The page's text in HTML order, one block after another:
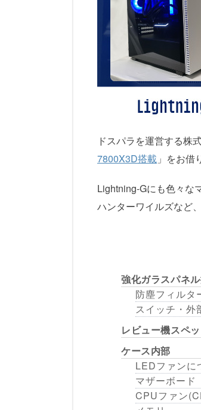
ドスパラを運営する株
7800X3D搭載 」をお借
Lightning-Gにも色々な
ハンターワイルズなど
強化ガラスパネ
防塵フィルタ
スイッチ・外
レビュー機スペ
ケース内部
LEDファンに
マザーボード
CPUファン